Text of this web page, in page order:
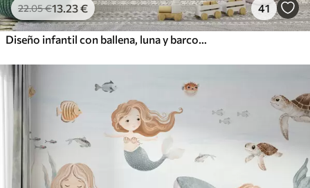
22.05€13 .23€ 41